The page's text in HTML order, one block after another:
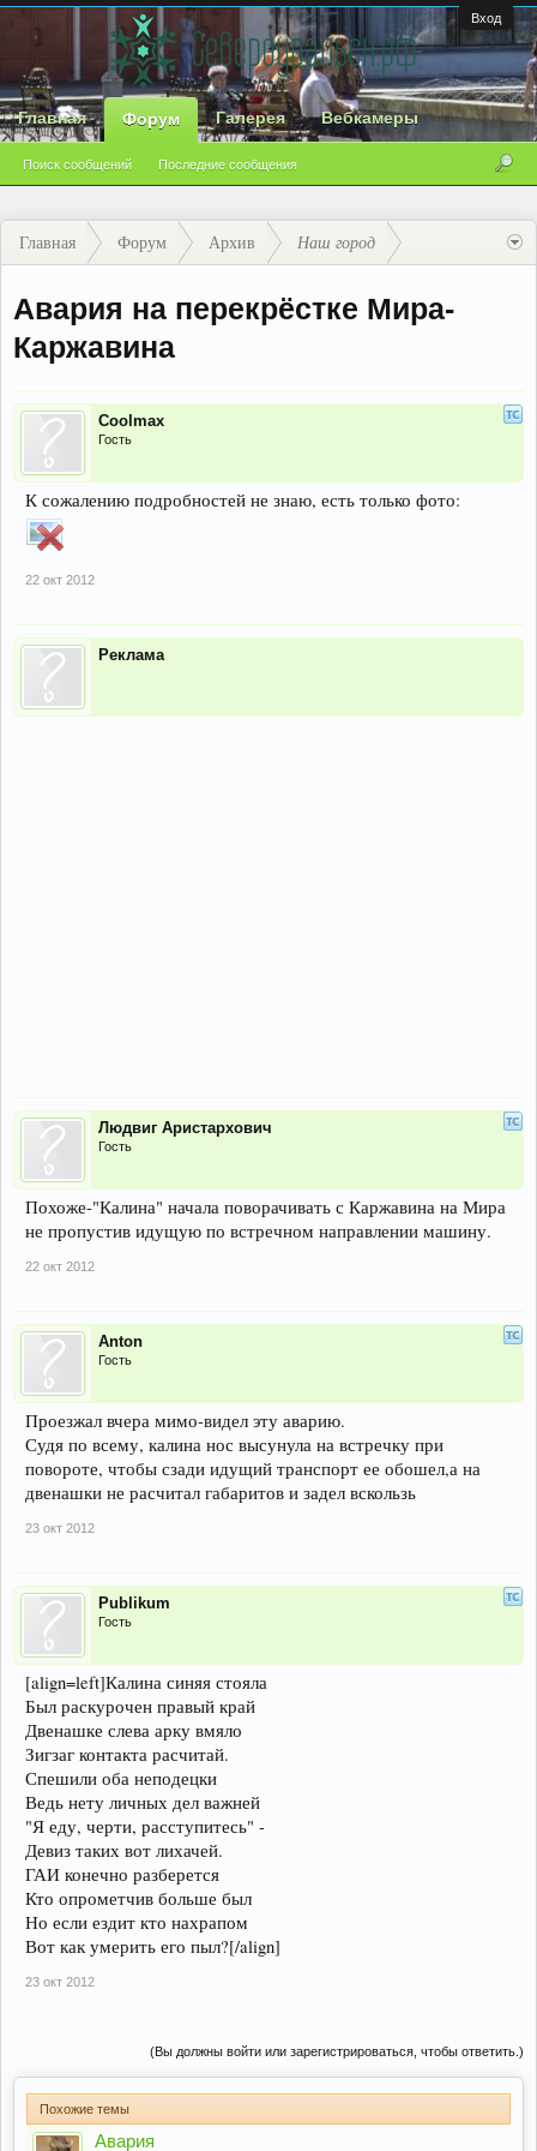
Вход
Главная Форум
Поиск сообщений Последние сообщения
Галерея Вебкамеры
Главная Форум Архив Наш город
Авария на перекрёстке Мира-
Каржавина
Coolmax
Гость
К сожалению подробностей не знаю, есть только фото:
22 окт 2012
Реклама
Людвиг Аристархович
Гость
Похоже-"Калина" начала поворачивать с Каржавина на Мира
не пропустив идущую по встречном направлении машину.
22 окт 2012
Anton
Гость
Проезжал вчера мимо-видел эту аварию.
Судя по всему, калина нос высунула на встречку при
повороте, чтобы сзади идущий транспорт ее обошел,а на
двенашки не расчитал габаритов и задел вскользь
23 окт 2012
Publikum
Гость
[align=left]Калина синяя стояла
Был раскурочен правый край
Двенашке слева арку вмяло
Зигзаг контакта расчитай.
Спешили оба неподецки
Ведь нету личных дел важней
"Я еду, черти, расступитесь" -
Девиз таких вот лихачей.
ГАИ конечно разберется
Кто опрометчив больше был
Но если ездит кто нахрапом
Вот как умерить его пыл?[/align]
23 окт 2012
(Вы должны войти или зарегистрироваться, чтобы ответить.)
Похожие темы
Авария